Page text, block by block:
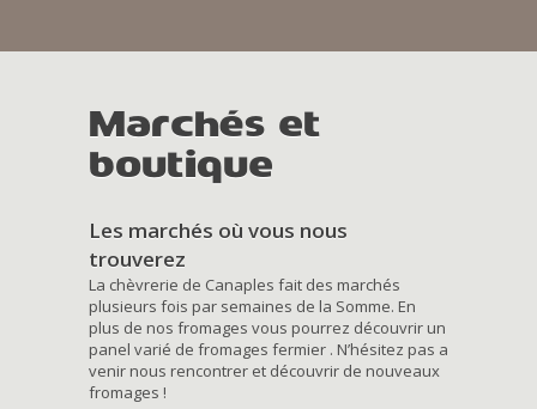
Marchés et
boutique
Les marchés où vous nous
trouverez
La chèvrerie de Canaples fait des marchés
plusieurs fois par semaines de la Somme. En
plus de nos fromages vous pourrez découvrir un
panel varié de fromages fermier . N’hésitez pas a
venir nous rencontrer et découvrir de nouveaux
fromages !